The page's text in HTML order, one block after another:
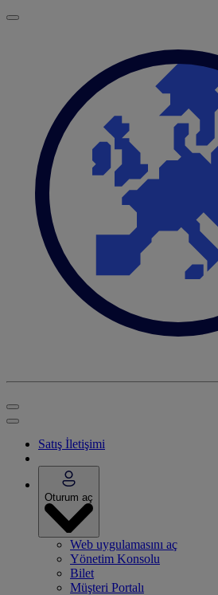
Satış İletişimi
Oturum aç
Web uygulamasını aç
Yönetim Konsolu
Bilet
Müşteri Portalı